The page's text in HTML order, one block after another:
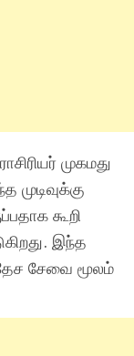
முகமது
கூறி
இந்த
சேவை மூலம்